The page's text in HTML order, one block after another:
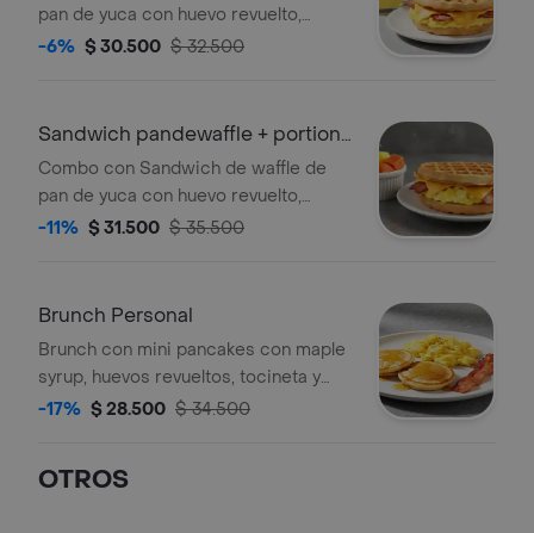
pan de yuca con huevo revuelto,
queso cheddar, tocineta crocante y
-6% $ 30.500 $ 32.500
Sandwich pandewaffle + portion
de fruta
Combo con Sandwich de waffle de
pan de yuca con huevo revuelto,
queso cheddar, tocineta crocante y
-11% $ 31.500 $ 35.500
Brunch Personal
Brunch con mini pancakes con maple
syrup, huevos revueltos, tocineta y
papas rostizadas.
-17% $ 28.500 $ 34.500
OTROS